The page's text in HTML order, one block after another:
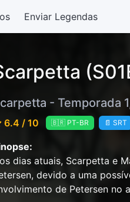
Enviar Legendas
- Temporada
6.4 / 10 🇧🇷 PT-BR 📄 SRT
dias atuais, Scarpetta e
devido a uma
de Petersen no